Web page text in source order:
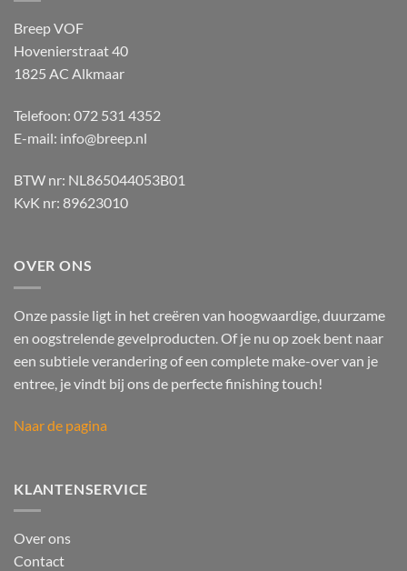
Breep VOF
Hovenierstraat 40
1825 AC Alkmaar
Telefoon: 072 531 4352
E-mail: info@breep.nl
BTW nr: NL865044053B01
KvK nr: 89623010
OVER ONS
Onze passie ligt in het creëren van hoogwaardige, duurzame
en oogstrelende gevelproducten. Of je nu op zoek bent naar
een subtiele verandering of een complete make-over van je
entree, je vindt bij ons de perfecte finishing touch!
Naar de pagina
KLANTENSERVICE
Over ons
Contact